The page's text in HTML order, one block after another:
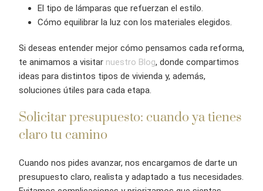
El tipo de lámparas que refuerzan el estilo.
Cómo equilibrar la luz con los materiales elegidos.
Si deseas entender mejor cómo pensamos cada reforma,
te animamos a visitar nuestro Blog, donde compartimos
ideas para distintos tipos de vivienda y, además,
soluciones útiles para cada etapa.
Solicitar presupuesto: cuando ya tienes
claro tu camino
Cuando nos pides avanzar, nos encargamos de darte un
presupuesto claro, realista y adaptado a tus necesidades.